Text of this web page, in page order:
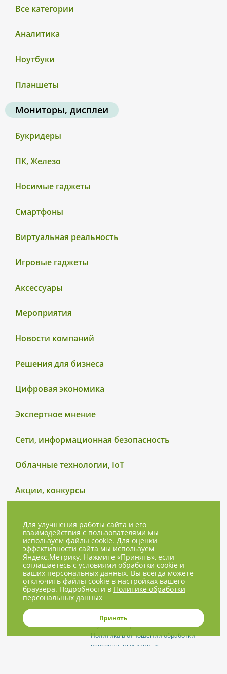
Все категории
Аналитика
Ноутбуки
Планшеты
Мониторы, дисплеи
Букридеры
ПК, Железо
Носимые гаджеты
Смартфоны
Виртуальная реальность
Игровые гаджеты
Аксессуары
Мероприятия
Новости компаний
Решения для бизнеса
Цифровая экономика
Экспертное мнение
Сети, информационная безопасность
Облачные технологии, IoT
Акции, конкурсы
© 2001-2026, NBPrice.ru — проект
Политика в отношении обработки
персональных данных
Для улучшения работы сайта и его
взаимодействия с пользователями мы
используем файлы cookie. Для оценки
эффективности сайта мы используем
Яндекс.Метрику. Нажмите «Принять», если
соглашаетесь с условиями обработки cookie и
ваших персональных данных. Вы всегда можете
отключить файлы cookie в настройках вашего
браузера. Подробности в Политике обработки
персональных данных
Принять